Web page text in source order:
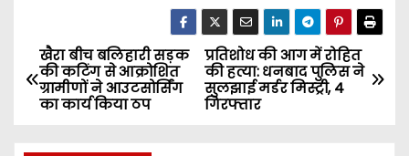
P
o
प्रतिशोध की आग में रोहित
की हत्या: धनबाद पुलिस ने
सुलझाई मर्डर मिस्ट्री, 4
गिरफ्तार
खैरा बीच बलिहारी सड़क
की कटिंग से आक्रोशित
ग्रामीणों ने आउटसोर्सिंग
का कार्य किया ठप